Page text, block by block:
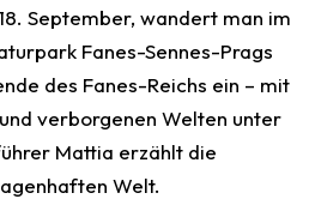
September, wandert man im
Fanes-Sennes-Prags
des Fanes-Reichs ein – mit
verborgenen Welten unter
Mattia erzählt die
Welt.